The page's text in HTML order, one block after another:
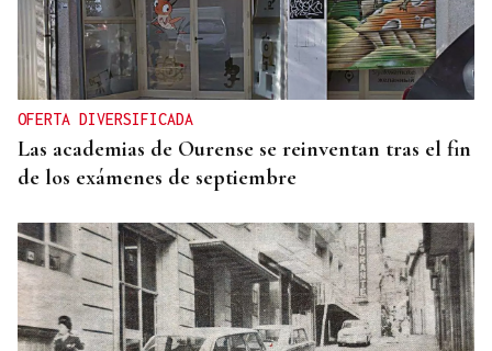
OFERTA DIVERSIFICADA
Las academias de Ourense se reinventan tras el fin
de los exámenes de septiembre